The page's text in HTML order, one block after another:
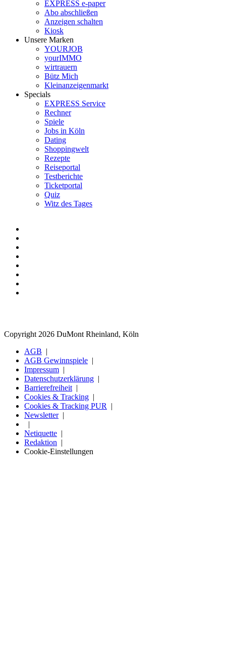
EXPRESS e-paper
Abo abschließen
Anzeigen schalten
Kiosk
Unsere Marken
YOURJOB
yourIMMO
wirtrauern
Bütz Mich
Kleinanzeigenmarkt
Specials
EXPRESS Service
Rechner
Spiele
Jobs in Köln
Dating
Shoppingwelt
Rezepte
Reiseportal
Testberichte
Ticketportal
Quiz
Witz des Tages
Copyright 2026 DuMont Rheinland, Köln
AGB
AGB Gewinnspiele
Impressum
Datenschutzerklärung
Barrierefreiheit
Cookies & Tracking
Cookies & Tracking PUR
Newsletter
Netiquette
Redaktion
Cookie-Einstellungen